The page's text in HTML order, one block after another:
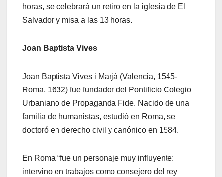
horas, se celebrará un retiro en la iglesia de El
Salvador y misa a las 13 horas.
Joan Baptista Vives
Joan Baptista Vives i Marjà (Valencia, 1545-
Roma, 1632) fue fundador del Pontificio Colegio
Urbaniano de Propaganda Fide. Nacido de una
familia de humanistas, estudió en Roma, se
doctoró en derecho civil y canónico en 1584.
En Roma “fue un personaje muy influyente:
intervino en trabajos como consejero del rey